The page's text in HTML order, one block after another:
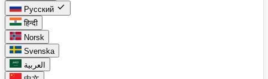
Русский check
हिन्दी
Norsk
Svenska
العربية